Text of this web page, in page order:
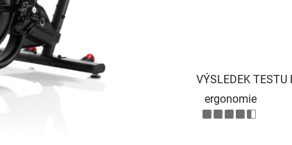
VÝSLEDEK TESTU
ergonomie